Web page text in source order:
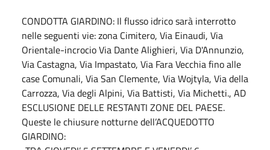
CONDOTTA GIARDINO: Il flusso idrico sarà interrotto
nelle seguenti vie: zona Cimitero, Via Einaudi, Via
Orientale-incrocio Via Dante Alighieri, Via D'Annunzio,
Via Castagna, Via Impastato, Via Fara Vecchia fino alle
case Comunali, Via San Clemente, Via Wojtyla, Via della
Carrozza, Via degli Alpini, Via Battisti, Via Michetti., AD
ESCLUSIONE DELLE RESTANTI ZONE DEL PAESE.
Queste le chiusure notturne dell’ACQUEDOTTO
GIARDINO: